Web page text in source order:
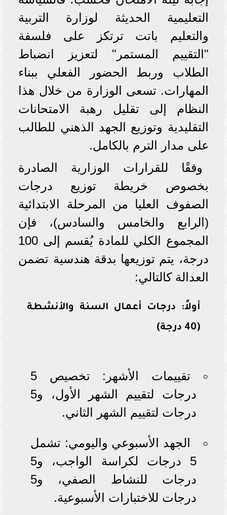
التعليمية الحديثة لوزارة التربية
والتعليم باتت ترتكز على فلسفة
"التقييم المستمر" لتعزيز انضباط
الطلاب وربط الحضور الفعلي ببناء
المهارات. تسعى الوزارة من خلال هذا
النظام إلى تقليل رهبة الامتحانات
التقليدية وتوزيع الجهد الذهني للطالب
على مدار الترم بالكامل.
وفقًا للقرارات الوزارية الصادرة
بخصوص خريطة توزيع درجات
الصفوف العليا من المرحلة الابتدائية
(الرابع والخامس والسادس)، فإن
المجموع الكلي للمادة يُقسم إلى 100
درجة، يتم توزيعها بدقة هندسية تضمن
العدالة كالتالي:
أولاً: درجات أعمال السنة والأنشطة
(40 درجة)
تقييمات الأشهر: تخصيص 5
درجات لتقييم الشهر الأول، و5
درجات لتقييم الشهر الثاني.
الجهد الأسبوعي واليومي: تشمل
5 درجات لكراسة الواجب، و5
درجات للنشاط الصفي، و5
درجات للاختبارات الأسبوعية.